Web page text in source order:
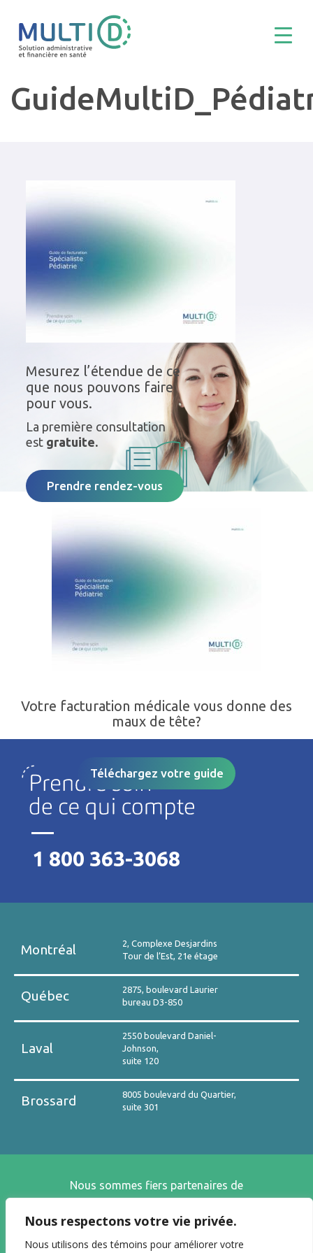
Nous respectons votre vie privée.
Nous utilisons des témoins pour améliorer votre
Mesurez l’étendue de ce
que nous pouvons faire
pour vous.
La première consultation
est gratuite.
Prendre rendez-vous
Votre facturation médicale vous donne des
maux de tête?
Téléchargez votre guide
1 800 363-3068
Montréal
2, Complexe Desjardins
Tour de l’Est, 21e étage
Québec
2875, boulevard Laurier
bureau D3-850
Laval
2550 boulevard Daniel-
Johnson,
suite 120
Brossard
8005 boulevard du Quartier,
suite 301
Nous sommes fiers partenaires de